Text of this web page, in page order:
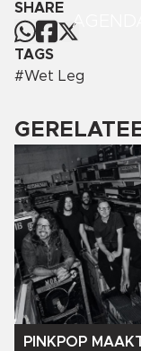
AGENDA
SHARE
TAGS
#Wet Leg
PINKPOP